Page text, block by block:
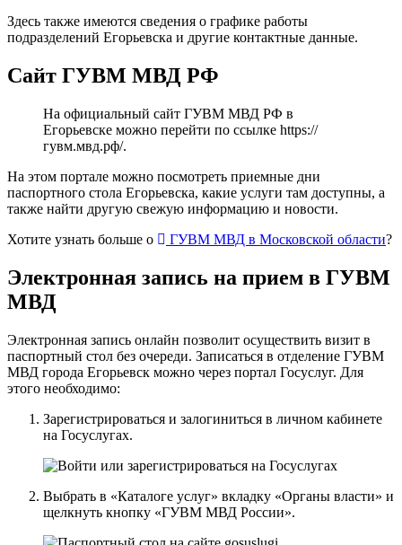
Здесь также имеются сведения о графике работы
подразделений Егорьевска и другие контактные данные.
Сайт ГУВМ МВД РФ
На официальный сайт ГУВМ МВД РФ в
Егорьевске можно перейти по ссылке https://
гувм.мвд.рф/.
На этом портале можно посмотреть приемные дни
паспортного стола Егорьевска, какие услуги там доступны, а
также найти другую свежую информацию и новости.
Хотите узнать больше о
ГУВМ МВД в Московской области?
Электронная запись на прием в ГУВМ
МВД
Электронная запись онлайн позволит осуществить визит в
паспортный стол без очереди. Записаться в отделение ГУВМ
МВД города Егорьевск можно через портал Госуслуг. Для
этого необходимо:
Зарегистрироваться и залогиниться в личном кабинете
на Госуслугах.
Выбрать в «Каталоге услуг» вкладку «Органы власти» и
щелкнуть кнопку «ГУВМ МВД России».